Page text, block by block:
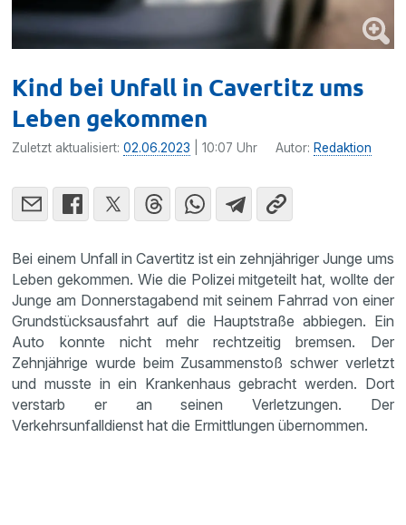
Kind bei Unfall in Cavertitz ums
Leben gekommen
Zuletzt aktualisiert:02.06.2023 | 10:07 Uhr Autor: Redaktion
Bei einem Unfall in Cavertitz ist ein zehnjähriger Junge ums
Leben gekommen. Wie die Polizei mitgeteilt hat, wollte der
Junge am Donnerstagabend mit seinem Fahrrad von einer
Grundstücksausfahrt auf die Hauptstraße abbiegen. Ein
Auto konnte nicht mehr rechtzeitig bremsen. Der
Zehnjährige wurde beim Zusammenstoß schwer verletzt
und musste in ein Krankenhaus gebracht werden. Dort
verstarb er an seinen Verletzungen. Der
Verkehrsunfalldienst hat die Ermittlungen übernommen.